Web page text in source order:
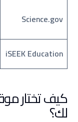
Science.gov
iSEEK Education
كيف تختار
لك؟